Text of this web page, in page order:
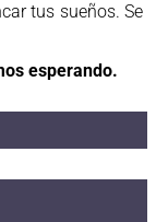
tus sueños. Se
esperando.